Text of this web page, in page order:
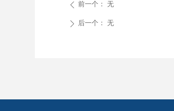
ꄴ 前一个： 无
ꄲ 后一个： 无